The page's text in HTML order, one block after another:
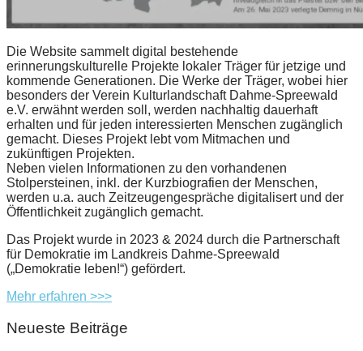
Die Website sammelt digital bestehende
erinnerungskulturelle Projekte lokaler Träger für jetzige und
kommende Generationen. Die Werke der Träger, wobei hier
besonders der Verein Kulturlandschaft Dahme-Spreewald
e.V. erwähnt werden soll, werden nachhaltig dauerhaft
erhalten und für jeden interessierten Menschen zugänglich
gemacht. Dieses Projekt lebt vom Mitmachen und
zukünftigen Projekten.
Neben vielen Informationen zu den vorhandenen
Stolpersteinen, inkl. der Kurzbiografien der Menschen,
werden u.a. auch Zeitzeugengespräche digitalisert und der
Öffentlichkeit zugänglich gemacht.
Das Projekt wurde in 2023 & 2024 durch die Partnerschaft
für Demokratie im Landkreis Dahme-Spreewald
(„Demokratie leben!“) gefördert.
Mehr erfahren >>>
Neueste Beiträge